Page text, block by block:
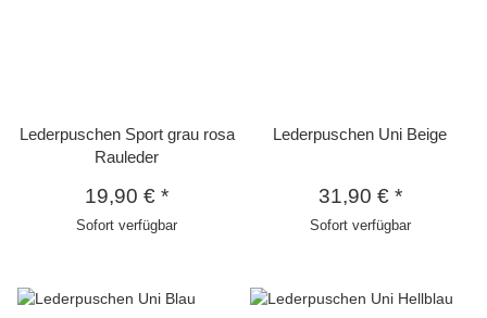
Lederpuschen Sport grau rosa
Rauleder
19,90 €*
Sofort verfügbar
Lederpuschen Uni Beige
31,90 € *
Sofort verfügbar